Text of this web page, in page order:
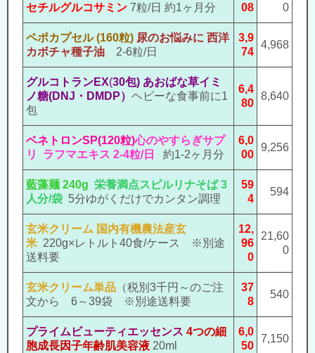
セチルグルコサミン7粒/日 約1ヶ月分
08
0
ペポカプセル (160粒) 尿のお悩みに 西洋
カボチャ種子油2-6粒/日
3,9
74
4,968
グルコトランEX(30包) あおばな草イミ
ノ糖(DNJ・DMDP） ヘビーな食事前に1
包
6,4
80
8,640
ベネトロンSP(120粒)心のやすらぎサプ
リ ラフマエキス 2-4粒/日
約1-2ヶ月分
6,0
00
9,256
藍藻麺 240g 栄養満点スピルリナそば 3
人分/袋 5分ゆがくだけでカンタン調理
59
4
594
玄米クリーム 国内有機農法産玄
米 220g×レトルト 40食/ケース ※別途
送料要
12,
96
0
21,60
0
玄米クリーム単品（税別3千円 ～のご注
文から 6～39袋 ※別途送料要
37
8
540
プライムビューティエッセンス 4つの細
胞成長因子年齢肌美容液 20ml
6,0
50
7,150